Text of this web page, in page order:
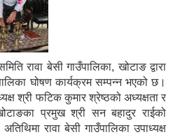
रावा बेसी गाउँपालिका, खोटाङ द्वारा
घोषण कार्यक्रम सम्पन्न भएको छ।
श्री फटिक कुमार श्रेष्ठको अध्यक्षता र
प्रमुख श्री सन बहादुर राईको
रावा बेसी गाउँपालिका उपाध्यक्ष